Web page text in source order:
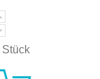
Stück